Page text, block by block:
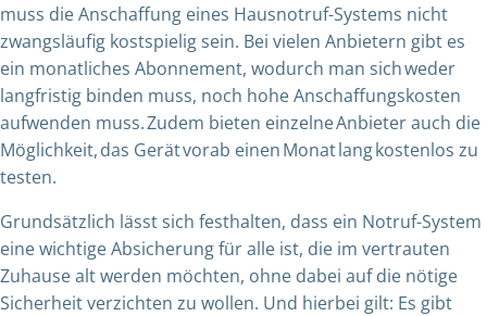
muss die Anschaffung eines Hausnotruf-Systems nicht
zwangsläufig kostspielig sein. Bei vielen Anbietern gibt es
ein monatliches Abonnement, wodurch man sich weder
langfristig binden muss, noch hohe Anschaffungskosten
aufwenden muss. Zudem bieten einzelne Anbieter auch die
Möglichkeit, das Gerät vorab einen Monat lang kostenlos zu
testen.
Grundsätzlich lässt sich festhalten, dass ein Notruf-System
eine wichtige Absicherung für alle ist, die im vertrauten
Zuhause alt werden möchten, ohne dabei auf die nötige
Sicherheit verzichten zu wollen. Und hierbei gilt: Es gibt